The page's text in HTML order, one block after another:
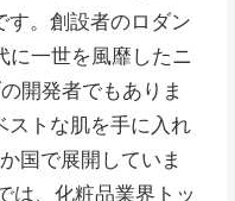
す。創設者のロダン
に一世を風靡したニ
開発者でもありま
ストな肌を手に入れ
国で展開していま
は、化粧品業界トッ